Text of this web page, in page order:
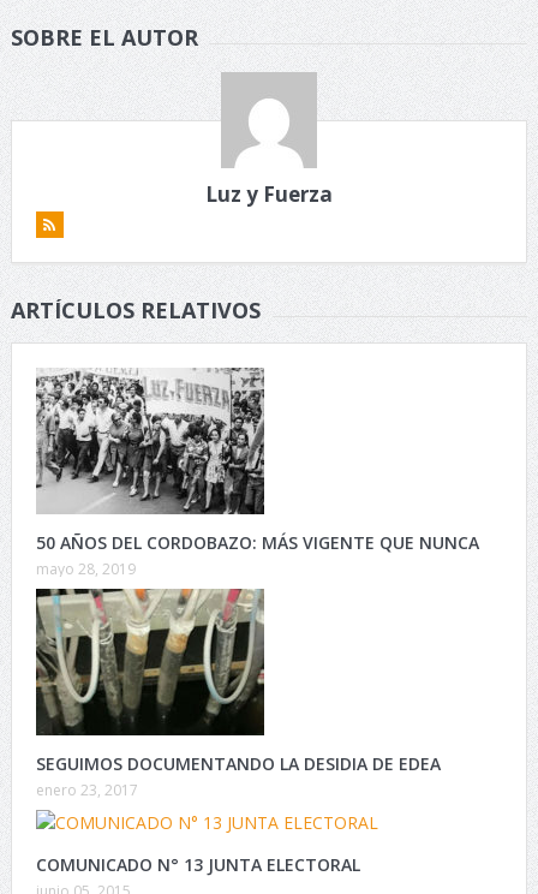
SOBRE EL AUTOR
Luz y Fuerza
ARTÍCULOS RELATIVOS
50 AÑOS DEL CORDOBAZO: MÁS VIGENTE QUE NUNCA
mayo 28, 2019
SEGUIMOS DOCUMENTANDO LA DESIDIA DE EDEA
enero 23, 2017
COMUNICADO N° 13 JUNTA ELECTORAL